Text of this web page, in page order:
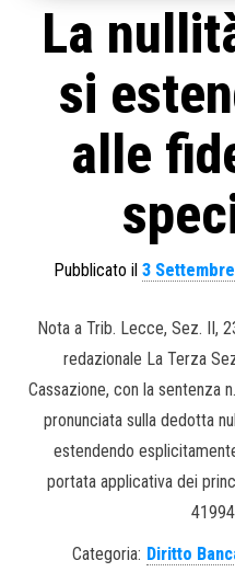
La
si
alle
Pubblicato il 3
Nota a Trib. Lecce, Sez. II,
redazionale La Terza
Cassazione, con la sentenza
pronunciata sulla dedotta
estendendo
portata applicativa dei
Categoria: Diritto